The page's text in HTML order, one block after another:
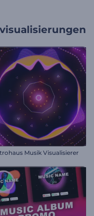
Musik Visualisierer